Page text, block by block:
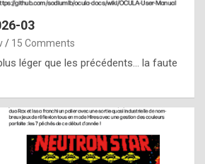
i
e
f
o
m
m
03
15 Comments
léger que les précédents… la faute